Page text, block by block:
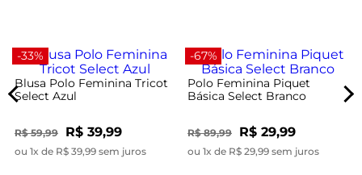
-33%
Blusa Polo Feminina Tricot
Select Azul
R$ 59,99 R$ 39,99
ou 1x de R$ 39,99 sem juros
-67%
Polo Feminina Piquet
Básica Select Branco
R$ 89,99 R$ 29,99
ou 1x de R$ 29,99 sem juros